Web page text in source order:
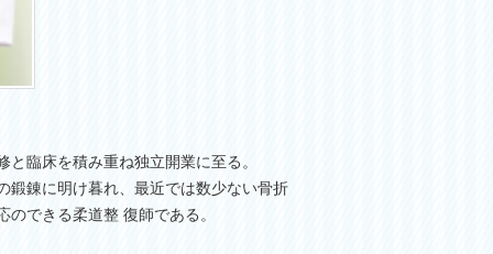
臨床を積み重ね独立開業に至る。
鍛錬に明け暮れ、最近では数少ない骨折
できる柔道整 復師である。